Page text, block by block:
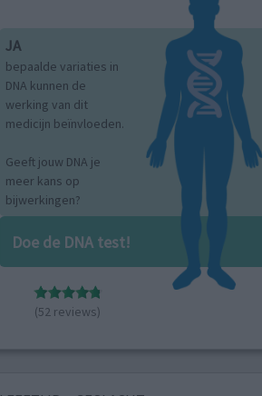
JA
bepaalde variaties in
DNA kunnen de
werking van dit
medicijn beïnvloeden.
Geeft jouw DNA je
meer kans op
bijwerkingen?
Doe de DNA test!
(52 reviews)